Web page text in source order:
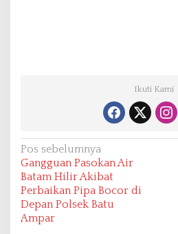
Ikuti Kami
N
a
v
i
Pos sebelumnya
Gangguan Pasokan Air
Batam Hilir Akibat
Perbaikan Pipa Bocor di
Depan Polsek Batu
Ampar